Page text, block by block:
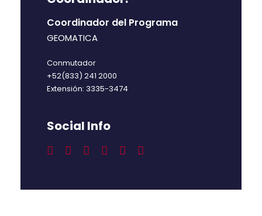
Coordinador del Programa
GEOMATICA
Conmutador
+52(833) 241 2000
Extensión: 3335-3474
Social Info